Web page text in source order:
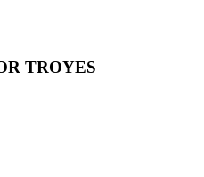
TROYES